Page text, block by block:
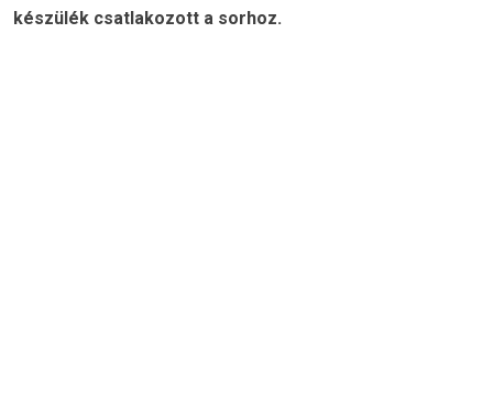
készülék csatlakozott a sorhoz.